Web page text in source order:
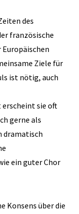
des
französische
Ziele für
ist nötig, auch
sie oft
gerne als
dramatisch
ein guter Chor
Konsens über die